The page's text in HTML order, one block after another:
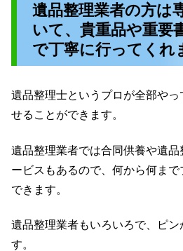
遺品整理業者の方は
いて、貴重品や重要
で丁寧に行ってくれ
遺品整理士というプロが全部や
せることができます。
遺品整理業者では合同供養や遺
ービスもあるので、何から何ま
できます。
遺品整理業者もいろいろで、ピ
す。